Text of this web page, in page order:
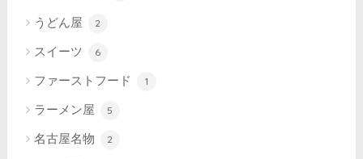
うどん屋 2
スイーツ 6
ファーストフード 1
ラーメン屋 5
名古屋名物 2